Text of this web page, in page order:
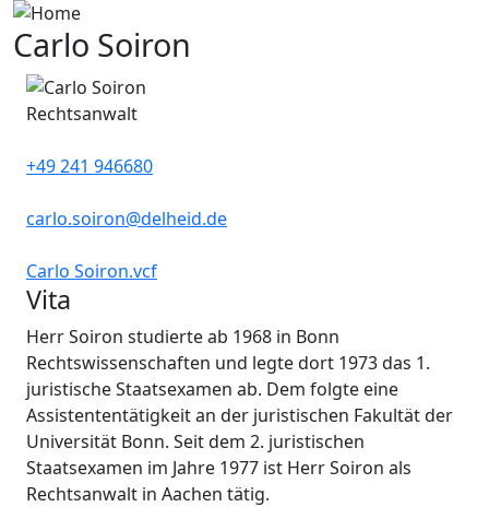
Skip to main content
Carlo Soiron
Image
Rechtsanwalt
+49 241 946680
carlo.soiron@delheid.de
Carlo Soiron.vcf
Vita
Herr Soiron studierte ab 1968 in Bonn
Rechtswissenschaften und legte dort 1973 das 1.
juristische Staatsexamen ab. Dem folgte eine
Assistententätigkeit an der juristischen Fakultät der
Universität Bonn. Seit dem 2. juristischen
Staatsexamen im Jahre 1977 ist Herr Soiron als
Rechtsanwalt in Aachen tätig.